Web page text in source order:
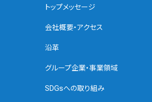
トップメッセージ
会社概要・アクセス
沿革
グループ企業・事業領域
SDGsへの取り組み